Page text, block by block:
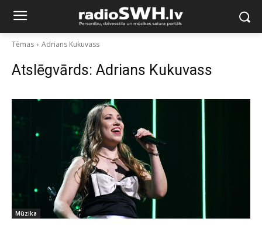
Tēmas Adrians Kukuvass
Atslēgvārds: Adrians Kukuvass
Mūzika